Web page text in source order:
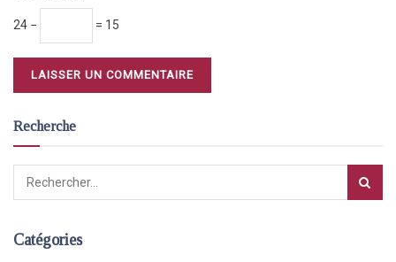
24 − = 15
Recherche
Catégories